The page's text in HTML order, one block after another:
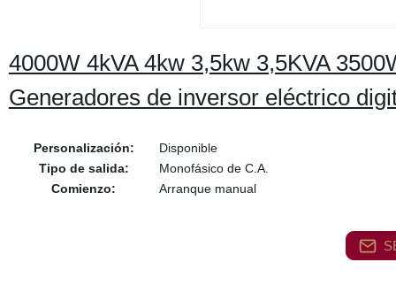
4000W 4kVA 4kw 3,5kw 3,5KVA
Generadores de inversor eléctrico
Personalización:
Disponible
Tipo de salida:
Monofásico de C.A.
Comienzo:
Arranque manual